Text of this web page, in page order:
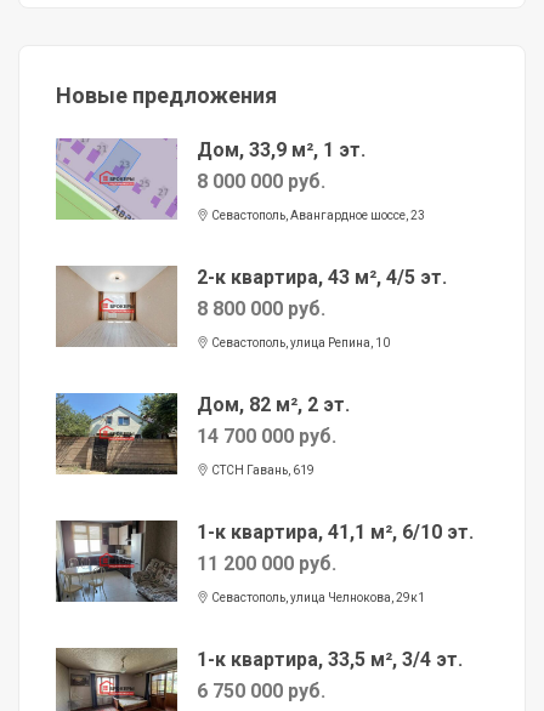
Новые предложения
Дом, 33,9 м², 1 эт.
8 000 000 руб.
Севастополь, Авангардное шоссе, 23
2-к квартира, 43 м², 4/5 эт.
8 800 000 руб.
Севастополь, улица Репина, 10
Дом, 82 м², 2 эт.
14 700 000 руб.
СТСН Гавань, 619
1-к квартира, 41,1 м², 6/10 эт.
11 200 000 руб.
Севастополь, улица Челнокова, 29к1
1-к квартира, 33,5 м², 3/4 эт.
6 750 000 руб.